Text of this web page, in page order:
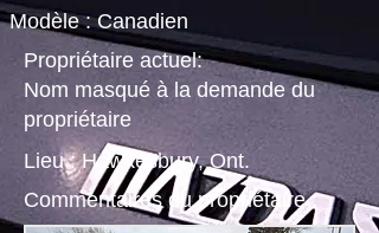
Modèle : Canadien
Propriétaire actuel:
Nom masqué à la demande du
propriétaire
Lieu : Hawkesbury, Ont.
Commentaires du propriétaire :